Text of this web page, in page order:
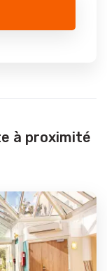
à proximité